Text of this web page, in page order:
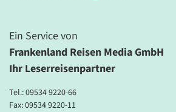
Ein Service von
Frankenland Reisen Media GmbH
Ihr Leserreisenpartner
Tel.:09534 9220-66
Fax: 09534 9220-11